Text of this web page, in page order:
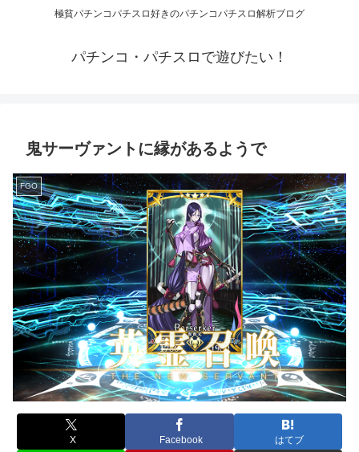
極貧パチンコパチスロ好きのパチンコパチスロ解析ブログ
パチンコ・パチスロで遊びたい！
鬼サーヴァントに縁があるようで
FGO
X Facebook はてブ